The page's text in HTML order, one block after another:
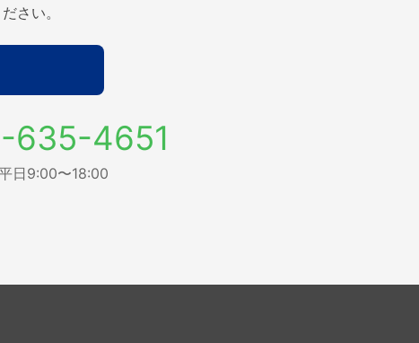
さい。
635-4651
日9:00〜18:00